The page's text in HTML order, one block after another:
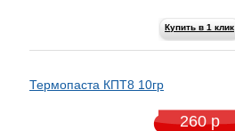
Купить в 1 клик
Термопаста КПТ8 10гр
260 р